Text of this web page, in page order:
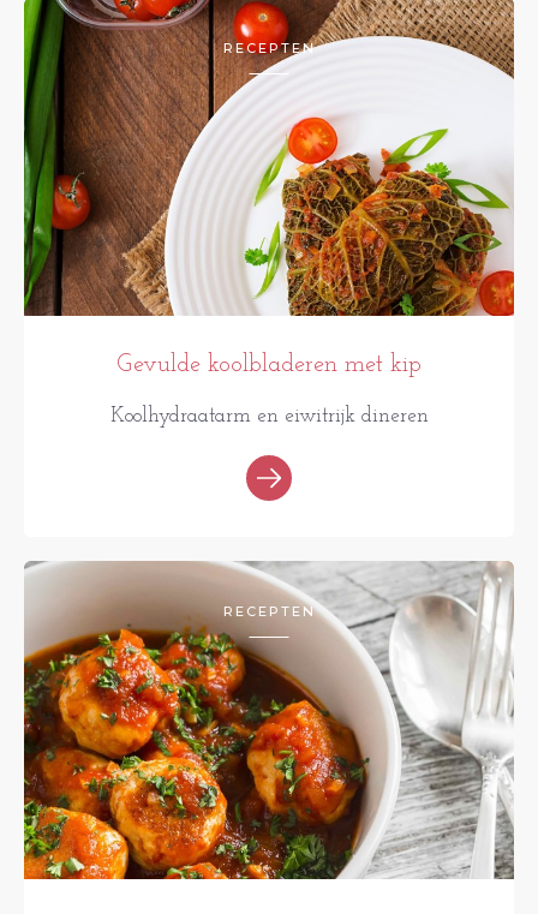
RECEPTEN
Gevulde koolbladeren met kip
Koolhydraatarm en eiwitrijk dineren
RECEPTEN